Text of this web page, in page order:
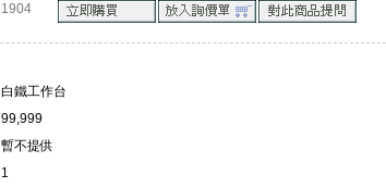
1904
白鐵工作台
99,999
暫不提供
1